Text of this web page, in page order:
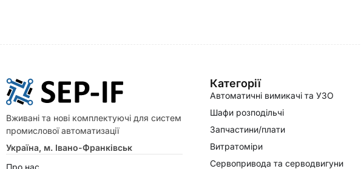
Вживані та нові комплектуючі для систем
промислової автоматизації
Україна, м. Івано-Франківськ
Про нас
Категорії
Автоматичні вимикачі та УЗО
Шафи розподільчі
Запчастини/плати
Витратоміри
Сервопривода та серводвигуни